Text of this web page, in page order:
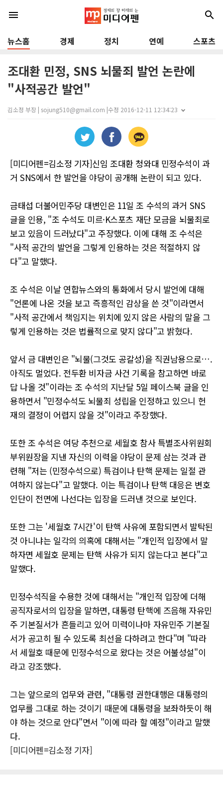
menu search
뉴스홈 경제 정치 연예 스포츠
조대환 민정, SNS 뇌물죄 발언 논란에
"사적공간 발언"
김소정 부장 | sojung510@gmail.com |수정 2016-12-11 12:34:23
[미디어펜=김소정 기자]신임 조대환 청와대 민정수석이 과
거 SNS에서 한 발언을 야당이 공개해 논란이 되고 있다.
금태섭 더불어민주당 대변인은 11일 조 수석의 과거 SNS
글을 인용, "조 수석도 미르·K스포츠 재단 모금을 뇌물죄로
보고 있음이 드러났다"고 주장했다. 이에 대해 조 수석은
"사적 공간의 발언을 그렇게 인용하는 것은 적절하지 않
다"고 말했다.
조 수석은 이날 연합뉴스와의 통화에서 당시 발언에 대해
"언론에 나온 것을 보고 즉흥적인 감상을 쓴 것"이라면서
"사적 공간에서 책임지는 위치에 있지 않은 사람의 말을 그
렇게 인용하는 것은 법률적으로 맞지 않다"고 밝혔다.
앞서 금 대변인은 "뇌물(그것도 공갈성)을 직권남용으로….
아직도 멀었다. 전두환 비자금 사건 기록을 참고하면 바로
답 나올 것"이라는 조 수석의 지난달 5일 페이스북 글을 인
용하면서 "민정수석도 뇌물죄 성립을 인정하고 있으니 헌
재의 결정이 어렵지 않을 것"이라고 주장했다.
또한 조 수석은 여당 추천으로 세월호 참사 특별조사위원회
부위원장을 지낸 자신의 이력을 야당이 문제 삼는 것과 관
련해 "저는 (민정수석으로) 특검이나 탄핵 문제는 일절 관
여하지 않는다"고 말했다. 이는 특검이나 탄핵 대응은 변호
인단이 전면에 나선다는 입장을 드러낸 것으로 보인다.
또한 그는 '세월호 7시간'이 탄핵 사유에 포함되면서 발탁된
것 아니냐는 일각의 의혹에 대해서는 "개인적 입장에서 말
하자면 세월호 문제는 탄핵 사유가 되지 않는다고 본다"고
말했다.
민정수석직을 수용한 것에 대해서는 "개인적 입장에 더해
공직자로서의 입장을 말하면, 대통령 탄핵에 즈음해 자유민
주 기본질서가 흔들리고 있어 미력이나마 자유민주 기본질
서가 공고히 될 수 있도록 최선을 다하려고 한다"며 "따라
서 세월호 때문에 민정수석으로 왔다는 것은 어불성설"이
라고 강조했다.
그는 앞으로의 업무와 관련, "대통령 권한대행은 대통령의
업무를 그대로 하는 것이기 때문에 대통령을 보좌하듯이 해
야 하는 것으로 안다"면서 "이에 따라 할 예정"이라고 말했
다.
[미디어펜=김소정 기자]